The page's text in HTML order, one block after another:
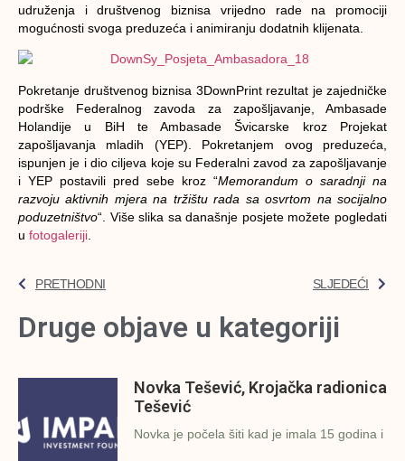
udruženja i društvenog biznisa vrijedno rade na promociji
mogućnosti svoga preduzeća i animiranju dodatnih klijenata.
Pokretanje društvenog biznisa 3DownPrint rezultat je zajedničke
podrške Federalnog zavoda za zapošljavanje, Ambasade
Holandije u BiH te Ambasade Švicarske kroz Projekat
zapošljavanja mladih (YEP). Pokretanjem ovog preduzeća,
ispunjen je i dio ciljeva koje su Federalni zavod za zapošljavanje
i YEP postavili pred sebe kroz “Memorandum o saradnji na
razvoju aktivnih mjera na tržištu rada sa osvrtom na socijalno
poduzetništvo“. Više slika sa današnje posjete možete pogledati
u fotogaleriji
PRETHODNI SLJEDEĆI
Druge objave u kategoriji
Novka Tešević, Krojačka radionica
Tešević
Novka je počela šiti kad je imala 15 godina i